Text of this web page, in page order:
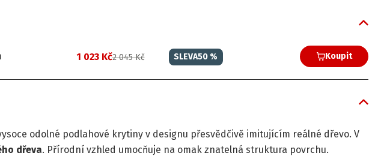
1 023 Kč2 045 Kč SLEVA50% Koupit
odolné podlahové krytiny v designu přesvědčivě imitujícím reálné dřevo. V
dřeva. Přírodní vzhled umocňuje na omak znatelná struktura povrchu.